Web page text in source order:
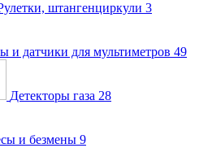
штангенциркули 3
и датчики для мультиметров 49
Детекторы газа 28
и безмены 9